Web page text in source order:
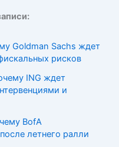
Goldman Sachs ждет
рисков
ING ждет
и
BofA
летнего ралли